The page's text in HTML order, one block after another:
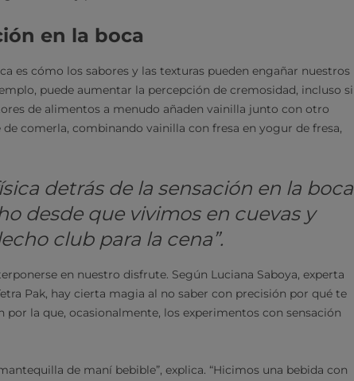
en la boca
es cómo los sabores y las texturas pueden engañar nuestros
puede aumentar la percepción de cremosidad, incluso si
de alimentos a menudo añaden vainilla junto con otro
comerla, combinando vainilla con fresa en yogur de fresa,
detrás de la sensación en la boca
desde que vivimos en cuevas y
club para la cena”.
en nuestro disfrute. Según Luciana Saboya, experta
Pak, hay cierta magia al no saber con precisión por qué te
la que, ocasionalmente, los experimentos con sensación
de maní bebible”, explica. “Hicimos una bebida con